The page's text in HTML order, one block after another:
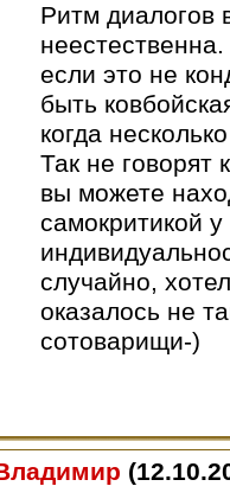
Ритм диалогов
если это не
быть
когда
Так не говорят
вы можете
самокритикой
случайно,
оказалось не
сотоварищи-)